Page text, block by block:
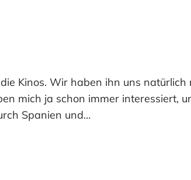
Kinos. Wir haben ihn uns
mich ja schon immer interessiert,
Spanien und…